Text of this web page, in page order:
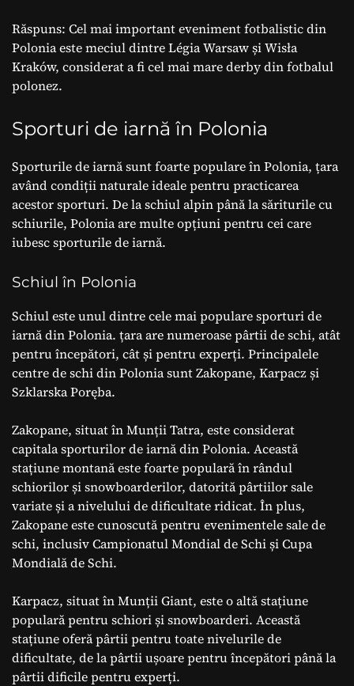
Răspuns: Cel mai important eveniment fotbalistic din
Polonia este meciul dintre Légia Warsaw și Wisła
Kraków, considerat a fi cel mai mare derby din fotbalul
polonez.
Sporturi de iarnă în Polonia
Sporturile de iarnă sunt foarte populare în Polonia, țara
având condiții naturale ideale pentru practicarea
acestor sporturi. De la schiul alpin până la săriturile cu
schiurile, Polonia are multe opțiuni pentru cei care
iubesc sporturile de iarnă.
Schiul în Polonia
Schiul este unul dintre cele mai populare sporturi de
iarnă din Polonia. țara are numeroase pârtii de schi, atât
pentru începători, cât și pentru experți. Principalele
centre de schi din Polonia sunt Zakopane, Karpacz și
Szklarska Poręba.
Zakopane, situat în Munții Tatra, este considerat
capitala sporturilor de iarnă din Polonia. Această
stațiune montană este foarte populară în rândul
schiorilor și snowboarderilor, datorită pârtiilor sale
variate și a nivelului de dificultate ridicat. În plus,
Zakopane este cunoscută pentru evenimentele sale de
schi, inclusiv Campionatul Mondial de Schi și Cupa
Mondială de Schi.
Karpacz, situat în Munții Giant, este o altă stațiune
populară pentru schiori și snowboarderi. Această
stațiune oferă pârtii pentru toate nivelurile de
dificultate, de la pârtii ușoare pentru începători până la
pârtii dificile pentru experți.